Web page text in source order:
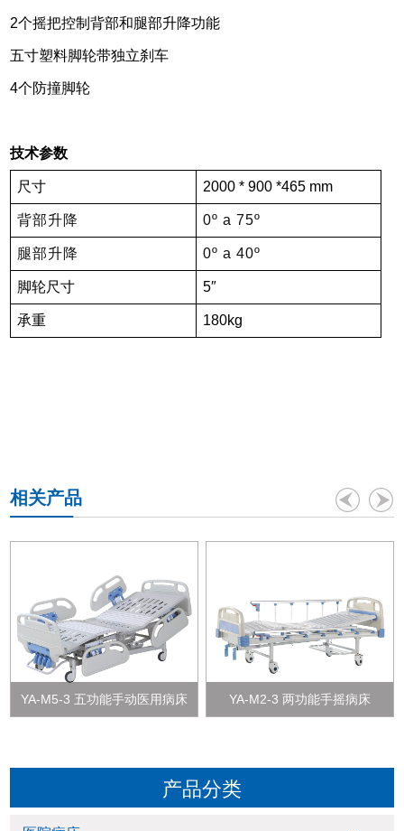
2个摇把控制背部和腿部升降功能
五寸塑料脚轮带独立刹车
4个防撞脚轮
技术参数
尺寸 2000 * 900 *465 mm
背部升降 0º a 75º
腿部升降 0º a 40º
脚轮尺寸 5″
承重 180kg
相关产品
YA-M5-3 五功能手动医用病床 YA-M2-3 两功能手摇病床
产品分类